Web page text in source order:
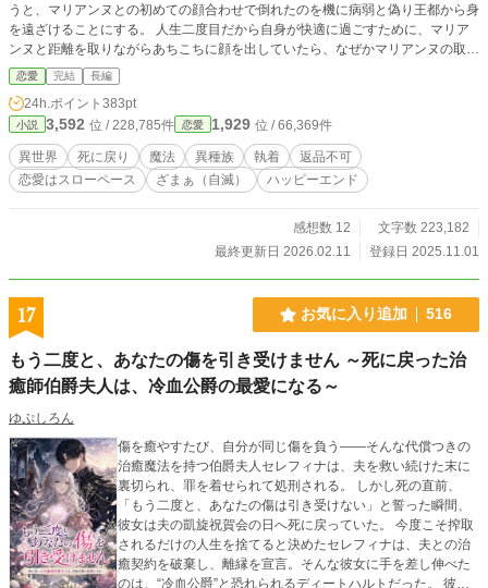
うと、マリアンヌとの初めての顔合わせで倒れたのを機に病弱と偽り王都から身
を遠ざけることにする。 人生二度目だから自身が快適に過ごすために、マリア
ンヌと距離を取りながらあちこちに顔を出していたら、なぜかマリアンヌの取り
巻き男性、死に戻り前は髪色で呼んでいた五人、特に黒いのがしつこっ、……男
たちが懐いてきて。 一度目の人生は何が起っていたのか。 今度こそ平穏にいき
たいエレナだがいつの間にか渦中に巻き込まれ――。 ※第14回ネット小説大賞
に入賞いたしました～！ また具体的に進みましたらご報告いたします。 応援、
お付き合いいただきありがとうございます！！！！
恋愛 完結 長編
24h.ポイント 383pt
小説 3,592 位 / 228,785件 恋愛 1,929 位 / 66,369件
異世界 死に戻り 魔法 異種族 執着
返品不可
恋愛はスローペース
ざまぁ（自滅） ハッピーエンド
感想数 12
文字数 223,182
最終更新日 2026.02.11
登録日 2025.11.01
17 お気に入り追加 516
もう二度と、あなたの傷を引き受けません ～死に戻った治
癒師伯爵夫人は、冷血公爵の最愛になる～
ゆぷしろん
傷を癒やすたび、自分が同じ傷を負う――そんな代償つきの
治癒魔法を持つ伯爵夫人セレフィナは、夫を救い続けた末に
裏切られ、罪を着せられて処刑される。 しかし死の直前、
「もう二度と、あなたの傷は引き受けない」と誓った瞬間、
彼女は夫の凱旋祝賀会の日へ死に戻っていた。 今度こそ搾取
されるだけの人生を捨てると決めたセレフィナは、夫との治
癒契約を破棄し、離縁を宣言。そんな彼女に手を差し伸べた
のは、“冷血公爵”と恐れられるディートハルトだった。 彼が